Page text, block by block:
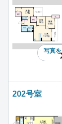
写真を
202号室